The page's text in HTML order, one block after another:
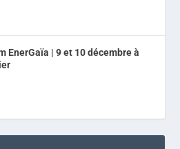
EnerGaïa | 9 et 10 décembre à